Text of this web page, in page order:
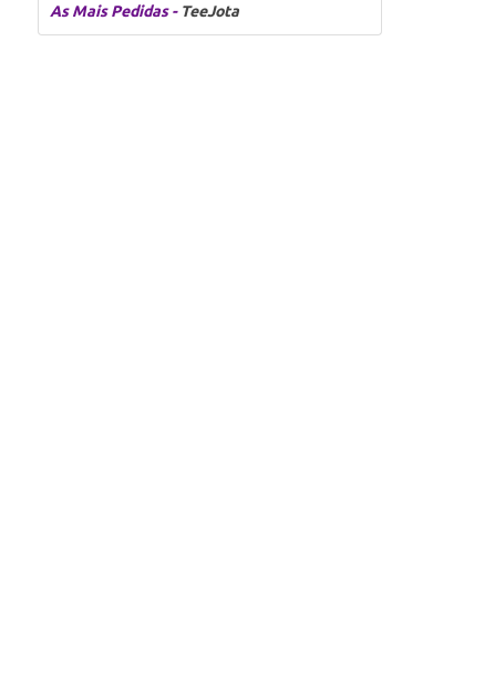
As Mais Pedidas - TeeJota